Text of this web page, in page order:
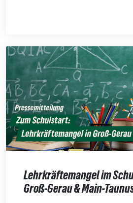
Lehrkräftemangel im
Groß-Gerau & Main-